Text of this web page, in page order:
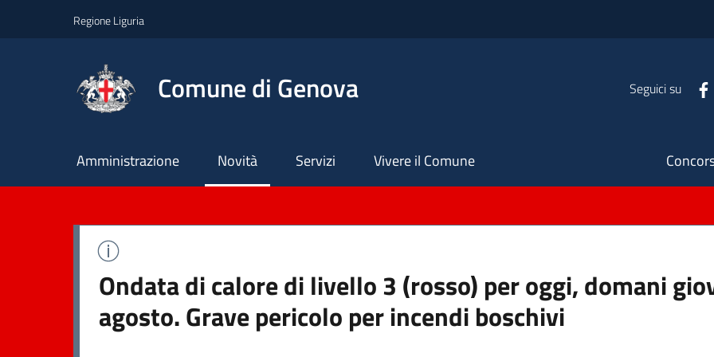
Regione Liguria
Comune di Genova Seguici su
Principale
Amministrazione Novità Servizi Vivere il Comune
Ondata di calore di livello 3 (rosso) per oggi, domani
agosto. Grave pericolo per incendi boschivi